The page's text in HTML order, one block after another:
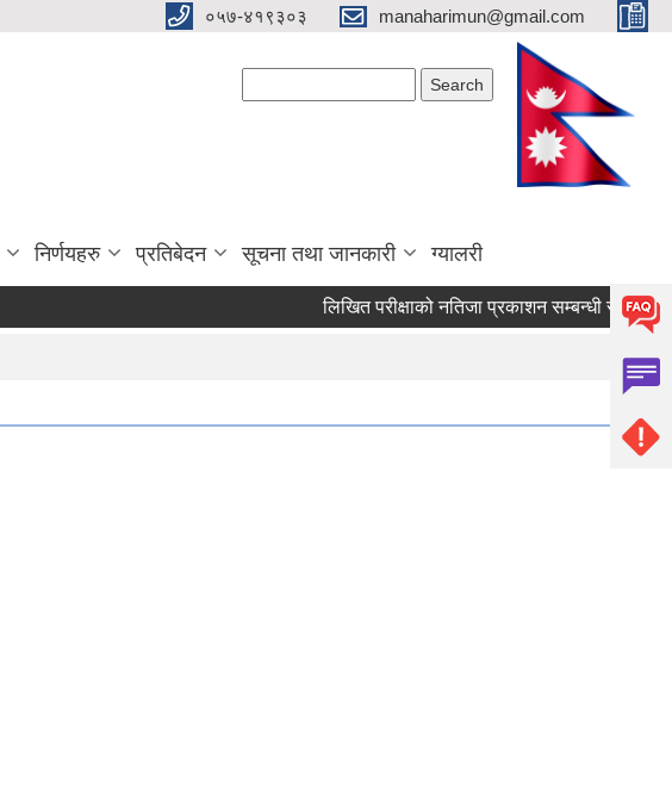
०५७-४१९३०३ manaharimun@gmail.com
निर्णयहरु प्रतिबेदन सूचना तथा जानकारी ग्यालरी
लिखित परीक्षाको नतिजा प्रकाशन सम्बन्धी सूचना ।